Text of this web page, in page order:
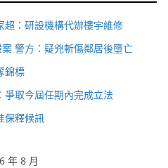
超：研設機構代辦樓宇維修
警方：疑兇斬傷鄰居後墮亡
錦標
爭取今屆任期內完成立法
保釋候訊
年 8 月